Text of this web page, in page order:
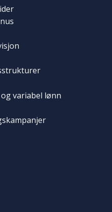
variabel lønn